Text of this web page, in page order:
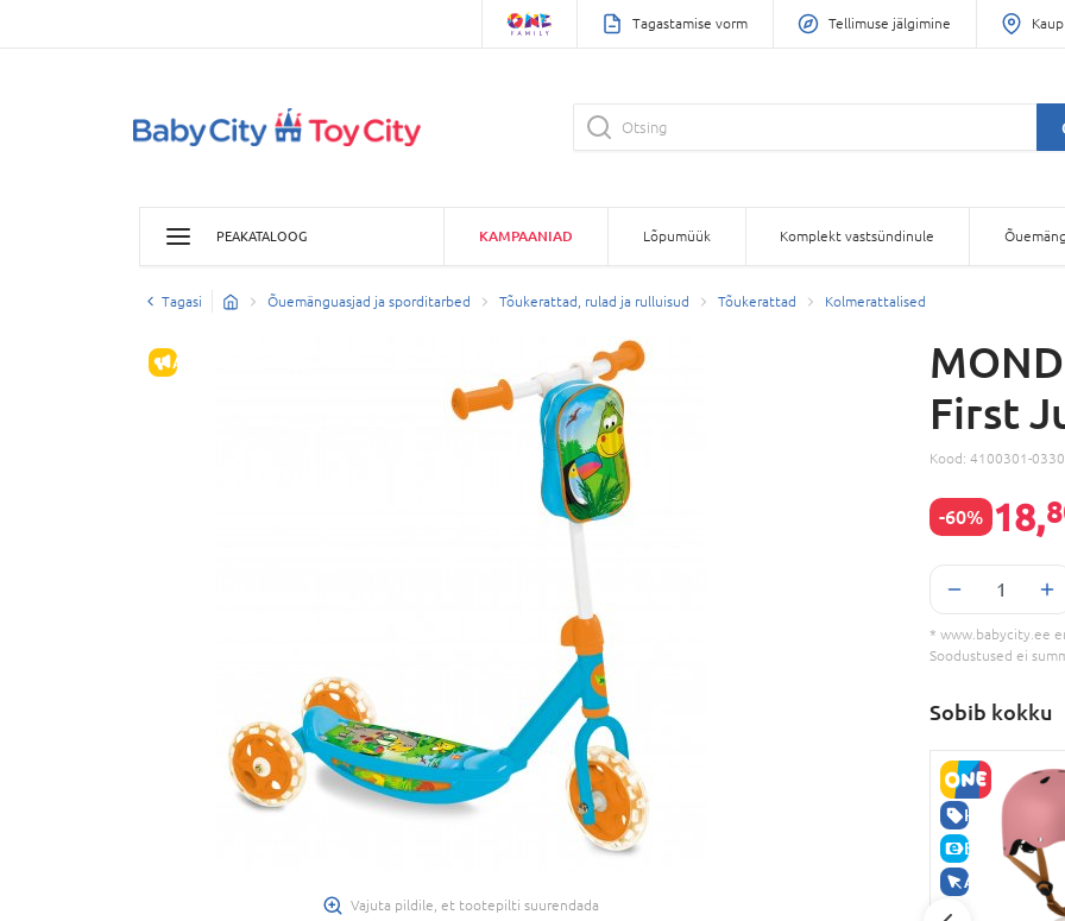
Tagastamise vorm Tellimuse jälgimine
PEAKATALOOG KAMPAANIAD Lõpumüük Komplekt vastsündinule
Tagasi Õuemänguasjad ja sporditarbed Tõukerattad, rulad ja rulluisud Tõukerattad Kolmerattalised
ALLAHINDLUS
Vajuta pildile, et tootepilti suurendada
First
Kood: 4100301-0330
-60% 18,
* www.babycity.ee
Soodustused ei
Sobib kokku
-20%
E-HIND
HEA HIND
E-HIND
AINULT